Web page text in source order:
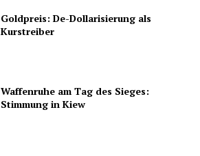
Goldpreis: De-Dollarisierung als
Kurstreiber
Waffenruhe am Tag des Sieges:
Stimmung in Kiew